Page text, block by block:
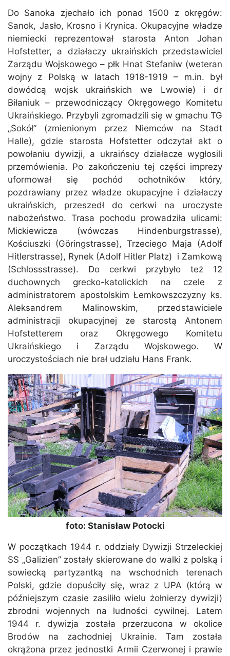
Do Sanoka zjechało ich ponad 1500 z okręgów:
Sanok, Jasło, Krosno i Krynica. Okupacyjne władze
niemiecki reprezentował starosta Anton Johan
Hofstetter, a działaczy ukraińskich przedstawiciel
Zarządu Wojskowego – płk Hnat Stefaniw (weteran
wojny z Polską w latach 1918-1919 – m.in. był
dowódcą wojsk ukraińskich we Lwowie) i dr
Biłaniuk – przewodniczący Okręgowego Komitetu
Ukraińskiego. Przybyli zgromadzili się w gmachu TG
„Sokół” (zmienionym przez Niemców na Stadt
Halle), gdzie starosta Hofstetter odczytał akt o
powołaniu dywizji, a ukraińscy działacze wygłosili
przemówienia. Po zakończeniu tej części imprezy
uformował się pochód ochotników który,
pozdrawiany przez władze okupacyjne i działaczy
ukraińskich, przeszedł do cerkwi na uroczyste
nabożeństwo. Trasa pochodu prowadziła ulicami:
Mickiewicza (wówczas Hindenburgstrasse),
Kościuszki (Göringstrasse), Trzeciego Maja (Adolf
Hitlerstrasse), Rynek (Adolf Hitler Platz) i Zamkową
(Schlossstrasse). Do cerkwi przybyło też 12
duchownych grecko-katolickich na czele z
administratorem apostolskim Łemkowszczyzny ks.
Aleksandrem Malinowskim, przedstawiciele
administracji okupacyjnej ze starostą Antonem
Hofstetterem oraz Okręgowego Komitetu
Ukraińskiego i Zarządu Wojskowego. W
uroczystościach nie brał udziału Hans Frank.
foto: Stanisław Potocki
W początkach 1944 r. oddziały Dywizji Strzeleckiej
SS „Galizien” zostały skierowane do walki z polską i
sowiecką partyzantką na wschodnich terenach
Polski, gdzie dopuściły się, wraz z UPA (którą w
późniejszym czasie zasiliło wielu żołnierzy dywizji)
zbrodni wojennych na ludności cywilnej. Latem
1944 r. dywizja została przerzucona w okolice
Brodów na zachodniej Ukrainie. Tam została
okrążona przez jednostki Armii Czerwonej i prawie